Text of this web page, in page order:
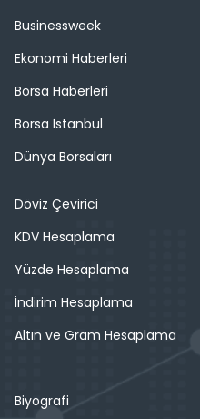
Businessweek
Ekonomi Haberleri
Borsa Haberleri
Borsa İstanbul
Dünya Borsaları
Döviz Çevirici
KDV Hesaplama
Yüzde Hesaplama
İndirim Hesaplama
Altın ve Gram Hesaplama
Biyografi